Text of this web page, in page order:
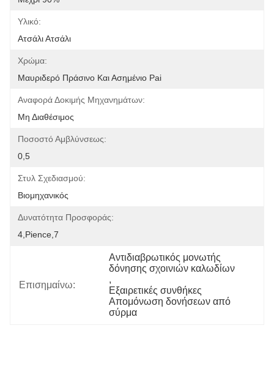
Υλικό:
Ατσάλι Ατσάλι
Χρώμα:
Μαυριδερό Πράσινο Και Ασημένιο Pai
Αναφορά Δοκιμής Μηχανημάτων:
Μη Διαθέσιμος
Ποσοστό Αμβλύνσεως:
0,5
Στυλ Σχεδιασμού:
Βιομηχανικός
Δυνατότητα Προσφοράς:
4,pience,7
Επισημαίνω:
Αντιδιαβρωτικός μονωτής
δόνησης σχοινιών καλωδίων
,
Εξαιρετικές συνθήκες
Απομόνωση δονήσεων από
σύρμα